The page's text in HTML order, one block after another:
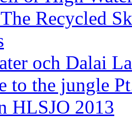
Recycled
och Dalai
to the jungle
HLSJO 2013